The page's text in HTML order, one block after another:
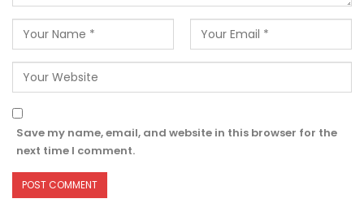
Save my name, email, and website in this browser for the
next time I comment.